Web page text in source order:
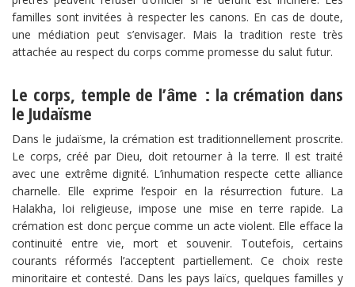
familles sont invitées à respecter les canons. En cas de doute,
une médiation peut s’envisager. Mais la tradition reste très
attachée au respect du corps comme promesse du salut futur.
Le corps, temple de l’âme : la crémation dans
le Judaïsme
Dans le judaïsme, la crémation est traditionnellement proscrite.
Le corps, créé par Dieu, doit retourner à la terre. Il est traité
avec une extrême dignité. L’inhumation respecte cette alliance
charnelle. Elle exprime l’espoir en la résurrection future. La
Halakha, loi religieuse, impose une mise en terre rapide. La
crémation est donc perçue comme un acte violent. Elle efface la
continuité entre vie, mort et souvenir. Toutefois, certains
courants réformés l’acceptent partiellement. Ce choix reste
minoritaire et contesté. Dans les pays laïcs, quelques familles y